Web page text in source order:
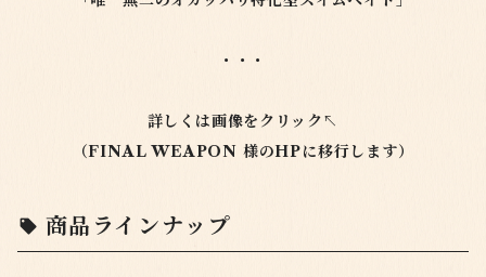
・・・
詳しくは画像をクリック↖️
（FINAL WEAPON 様のHPに移行します）
商品ラインナップ